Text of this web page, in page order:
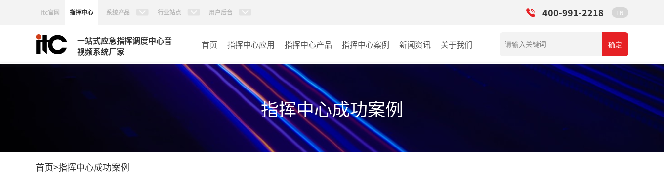
itc官网 指挥中心 系统产品 行业站点 用户后台 400-991-2218 EN
一站式应急指挥调度中心音
视频系统厂家
首页 指挥中心应用 指挥中心产品
KVM坐席管理系统
AI智慧分布式系统
无感调度系统
AI指挥调度系统
指挥中心案例
政府指挥中心
大数据指挥中心
监控指挥中心
新闻资讯 关于我们 确定
指挥中心成功案例
首页>指挥中心成功案例